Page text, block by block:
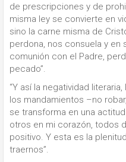
de prescripciones y de
misma ley se convierte en
sino la carne misma de
perdona, nos consuela y en
comunión con el Padre,
pecado”.
“Y así la negatividad
los mandamientos –no
se transforma en una
otros en mi corazón, todos
positivo. Y esta es la
traernos”.